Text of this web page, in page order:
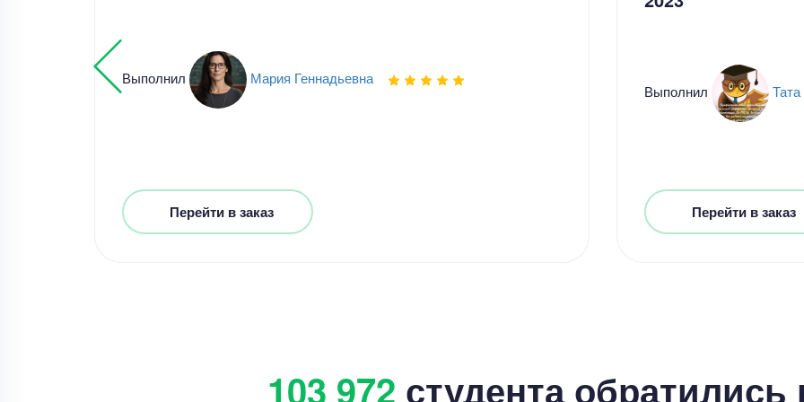
Выполнил Мария Геннадьевна
Перейти в заказ
Выполнил Тата
Перейти в заказ
103 972 студента обратились